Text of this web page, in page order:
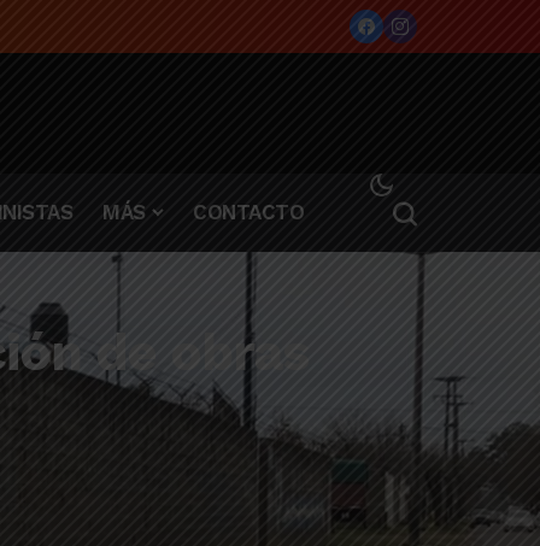
MÁS CONTACTO
de obras